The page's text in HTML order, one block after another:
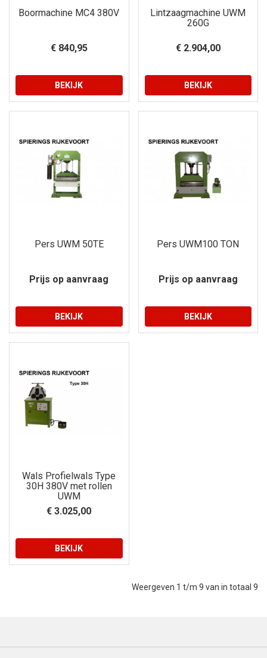
Boormachine MC4 380V
€ 840,95
BEKIJK
Lintzaagmachine UWM
260G
€ 2.904,00
BEKIJK
Pers UWM 50TE
Prijs op aanvraag
BEKIJK
Pers UWM100 TON
Prijs op aanvraag
BEKIJK
Wals Profielwals Type
30H 380V met rollen
UWM
€ 3.025,00
BEKIJK
Weergeven 1 t/m 9 van in totaal 9